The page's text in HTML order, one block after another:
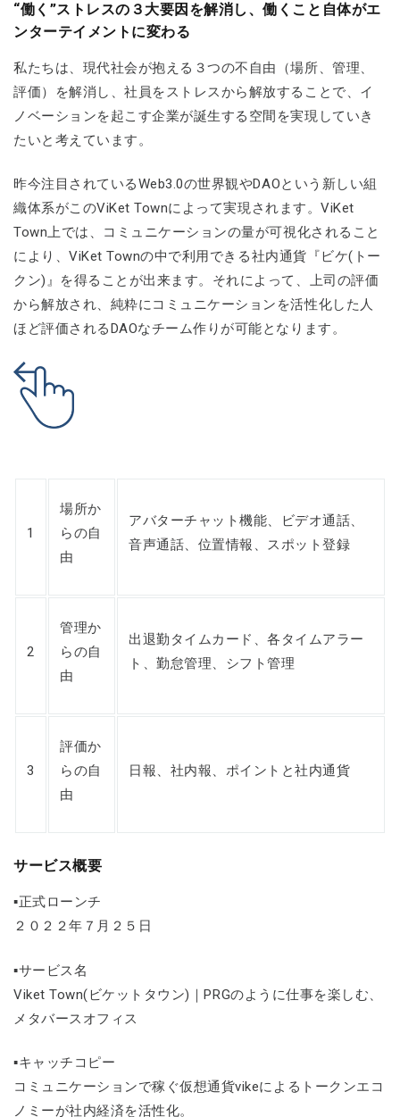
“働く”ストレスの３大要因を解消し、働くこと自体がエ
ンターテイメントに変わる
私たちは、現代社会が抱える３つの不自由（場所、管理、
評価）を解消し、社員をストレスから解放することで、イ
ノベーションを起こす企業が誕生する空間を実現していき
たいと考えています。
昨今注目されているWeb3.0の世界観やDAOという新しい組
織体系がこのViKet Townによって実現されます。ViKet
Town上では、コミュニケーションの量が可視化されること
により、ViKet Townの中で利用できる社内通貨『ビケ(トー
クン)』を得ることが出来ます。それによって、上司の評価
から解放され、純粋にコミュニケーションを活性化した人
ほど評価されるDAOなチーム作りが可能となります。
1
場所か
らの自
由
アバターチャット機能、ビデオ通話、
音声通話、位置情報、スポット登録
2
管理か
らの自
由
出退勤タイムカード、各タイムアラー
ト、勤怠管理、シフト管理
3
評価か
らの自
由
日報、社内報、ポイントと社内通貨
サービス概要
▪正式ローンチ
２０２２年７月２５日
▪サービス名
Viket Town(ビケットタウン)｜PRGのように仕事を楽しむ、
メタバースオフィス
▪キャッチコピー
コミュニケーションで稼ぐ仮想通貨vikeによるトークンエコ
ノミーが社内経済を活性化。